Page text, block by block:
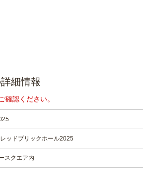
細情報
認ください。
ッドブリックホール2025
スクエア内